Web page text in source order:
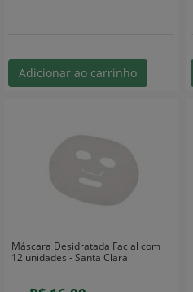
Adicionar ao carrinho
Máscara Desidratada Facial com
12 unidades - Santa Clara